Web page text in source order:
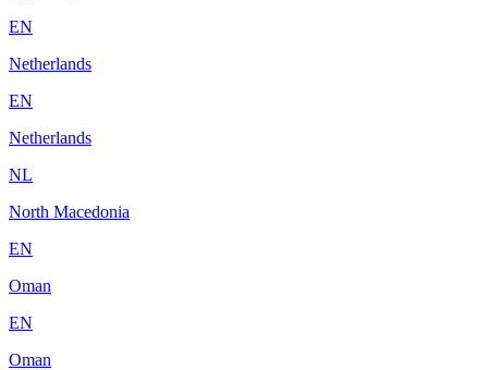
EN
Netherlands
EN
Netherlands
NL
North Macedonia
EN
Oman
EN
Oman